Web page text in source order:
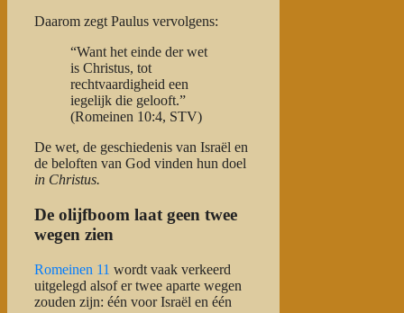
Daarom zegt Paulus vervolgens:
“Want het einde der wet
is Christus, tot
rechtvaardigheid een
iegelijk die gelooft.”
(Romeinen 10:4, STV)
De wet, de geschiedenis van Israël en
de beloften van God vinden hun doel
in Christus.
De olijfboom laat geen twee
wegen zien
Romeinen 11 wordt vaak verkeerd
uitgelegd alsof er twee aparte wegen
zouden zijn: één voor Israël en één